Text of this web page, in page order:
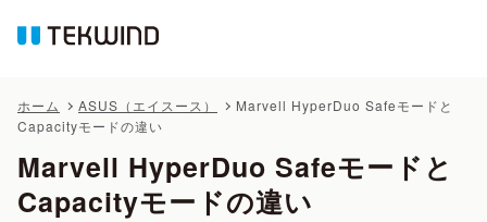
ホーム ASUS（エイスース）
Marvell HyperDuo Safeモードと
Capacityモードの違い
Marvell HyperDuo Safeモードと
Capacityモードの違い